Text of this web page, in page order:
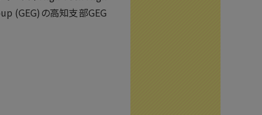
(GEG)の高知支部GEG